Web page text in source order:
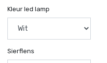
Kleur led lamp
Sierflens